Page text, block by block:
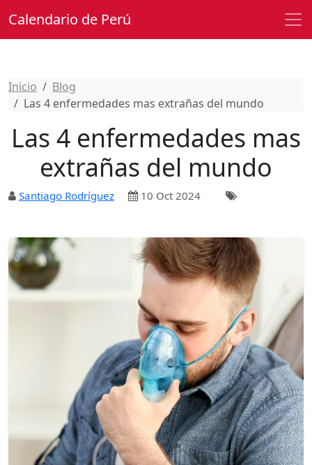
Calendario de Perú
Inicio
Blog
Las 4 enfermedades mas extrañas del mundo
Las 4 enfermedades mas
extrañas del mundo
Santiago Rodríguez 10 Oct 2024